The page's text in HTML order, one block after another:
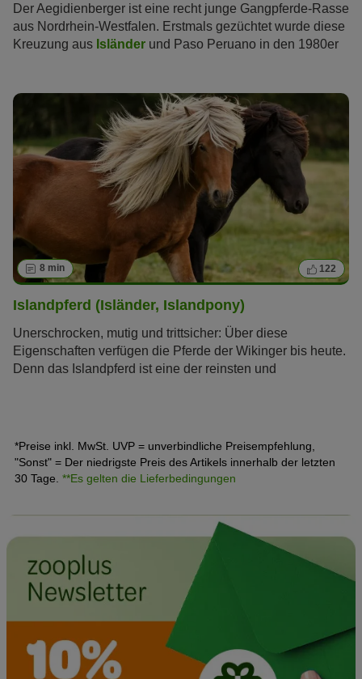
Der Aegidienberger ist eine recht junge Gangpferde-Rasse
aus Nordrhein-Westfalen. Erstmals gezüchtet wurde diese
Kreuzung aus Isländer und Paso Peruano in den 1980er
8 min 122
Islandpferd (Isländer, Islandpony)
Unerschrocken, mutig und trittsicher: Über diese
Eigenschaften verfügen die Pferde der Wikinger bis heute.
Denn das Islandpferd ist eine der reinsten und
*Preise inkl. MwSt. UVP = unverbindliche Preisempfehlung,
"Sonst" = Der niedrigste Preis des Artikels innerhalb der letzten
30 Tage. **Es gelten die Lieferbedingungen